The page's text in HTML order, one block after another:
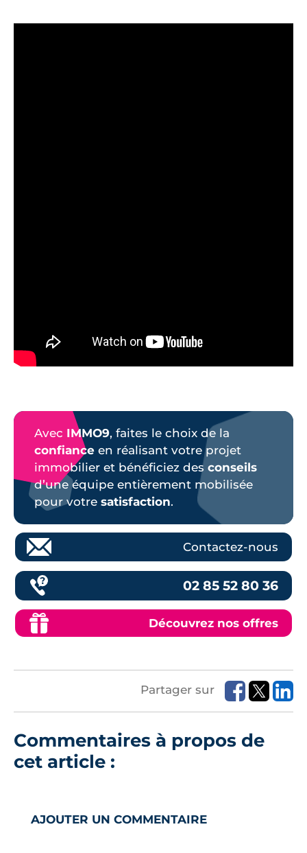
Avec IMMO9, faites le choix de la
confiance en réalisant votre projet
immobilier et bénéficiez des conseils
d’une équipe entièrement mobilisée
pour votre satisfaction.
Contactez-nous
02 85 52 80 36
Découvrez nos offres
Partager sur
Commentaires à propos de
cet article :
AJOUTER UN COMMENTAIRE